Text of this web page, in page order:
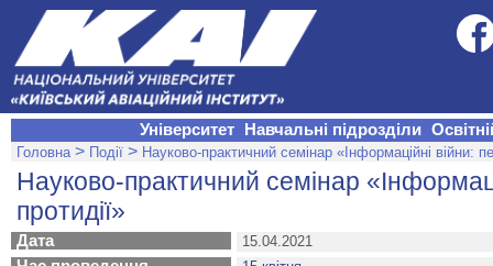
Університет Навчальні підрозділи
Головна > Події > Науково-практичний семінар «Інформаційні війни:
Науково-практичний семінар
протидії»
Дата 15.04.2021